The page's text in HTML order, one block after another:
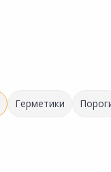
Герметики